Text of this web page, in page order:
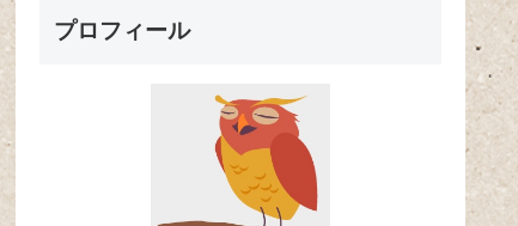
プロフィール